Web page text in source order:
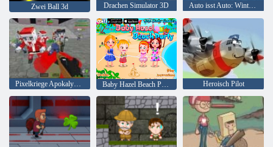
Zwei Ball 3d Drachen Simulator 3D Auto isst Auto: Winterabenteuer
Pixelkriege Apokalypse Zombie Baby Hazel Beach Party Heroisch Pilot